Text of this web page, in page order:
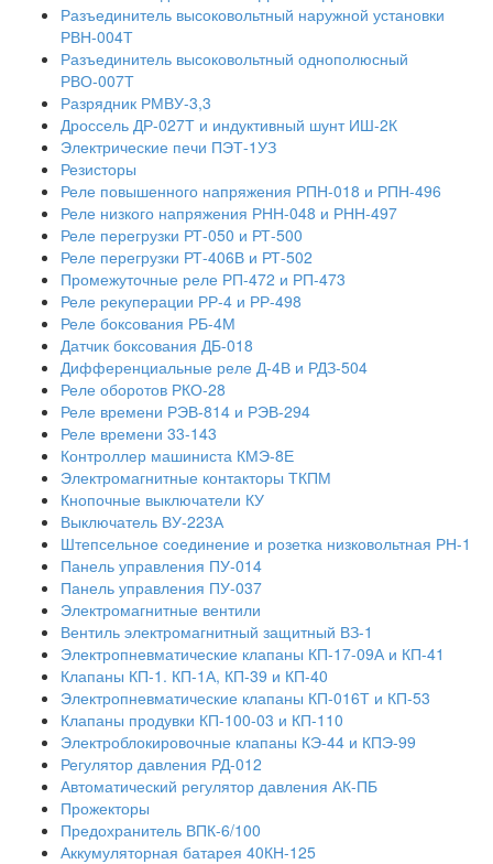
Разъединитель высоковольтный наружной установки
РВН-004Т
Разъединитель высоковольтный однополюсный
РВО-007Т
Разрядник РМВУ-3,3
Дроссель ДР-027Т и индуктивный шунт ИШ-2К
Электрические печи ПЭТ-1УЗ
Резисторы
Реле повышенного напряжения РПН-018 и РПН-496
Реле низкого напряжения РНН-048 и РНН-497
Реле перегрузки РТ-050 и РТ-500
Реле перегрузки РТ-406В и РТ-502
Промежуточные реле РП-472 и РП-473
Реле рекуперации РР-4 и РР-498
Реле боксования РБ-4М
Датчик боксования ДБ-018
Дифференциальные реле Д-4В и РДЗ-504
Реле оборотов РКО-28
Реле времени РЭВ-814 и РЭВ-294
Реле времени 33-143
Контроллер машиниста КМЭ-8Е
Электромагнитные контакторы ТКПМ
Кнопочные выключатели КУ
Выключатель ВУ-223А
Штепсельное соединение и розетка низковольтная РН-1
Панель управления ПУ-014
Панель управления ПУ-037
Электромагнитные вентили
Вентиль электромагнитный защитный ВЗ-1
Электропневматические клапаны КП-17-09А и КП-41
Клапаны КП-1. КП-1А, КП-39 и КП-40
Электропневматические клапаны КП-016Т и КП-53
Клапаны продувки КП-100-03 и КП-110
Электроблокировочные клапаны КЭ-44 и КПЭ-99
Регулятор давления РД-012
Автоматический регулятор давления АК-ПБ
Прожекторы
Предохранитель ВПК-6/100
Аккумуляторная батарея 40КН-125